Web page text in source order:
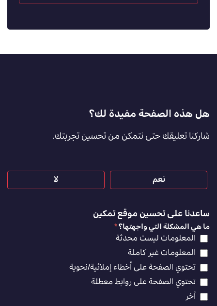
Footer
Feedback
[AR]
هل هذه الصفحة مفيدة لك؟
شاركنا تعليقك حتى نتمكن من تحسين تجربتك.
نعم لا
ساعدنا على تحسين موقع تمكين
ما هي المشكلة التي واجهتها؟*
المعلومات ليست محدثة
المعلومات غير كاملة
تحتوي الصفحة على أخطاء إملائية/نحوية
تحتوي الصفحة على روابط معطلة
آخر